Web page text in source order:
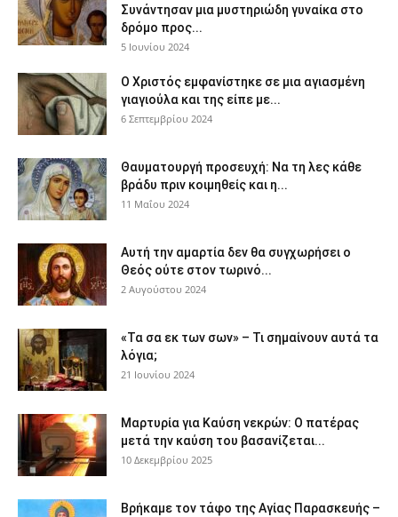
Συνάντησαν μια μυστηριώδη γυναίκα στο
δρόμο προς...
5 Ιουνίου 2024
Ο Χριστός εμφανίστηκε σε μια αγιασμένη
γιαγιούλα και της είπε με...
6 Σεπτεμβρίου 2024
Θαυματουργή προσευχή: Να τη λες κάθε
βράδυ πριν κοιμηθείς και η...
11 Μαΐου 2024
Αυτή την αμαρτία δεν θα συγχωρήσει ο
Θεός ούτε στον τωρινό...
2 Αυγούστου 2024
«Τα σα εκ των σων» – Τι σημαίνουν αυτά τα
λόγια;
21 Ιουνίου 2024
Μαρτυρία για Καύση νεκρών: Ο πατέρας
μετά την καύση του βασανίζεται...
10 Δεκεμβρίου 2025
Βρήκαμε τον τάφο της Αγίας Παρασκευής –